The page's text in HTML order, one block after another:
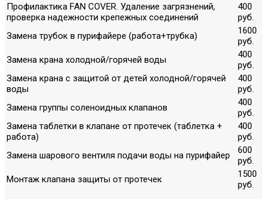
Профилактика FAN COVER. Удаление загрязнений,
проверка надежности крепежных соединений
400
руб.
Замена трубок в пурифайере (работа+трубка)
1600
руб.
Замена крана холодной/горячей воды
400
руб.
Замена крана с защитой от детей холодной/горячей
воды
400
руб.
Замена группы соленоидных клапанов
400
руб.
Замена таблетки в клапане от протечек (таблетка +
работа)
400
руб.
Замена шарового вентиля подачи воды на пурифайер
600
руб.
Монтаж клапана защиты от протечек
1500
руб.